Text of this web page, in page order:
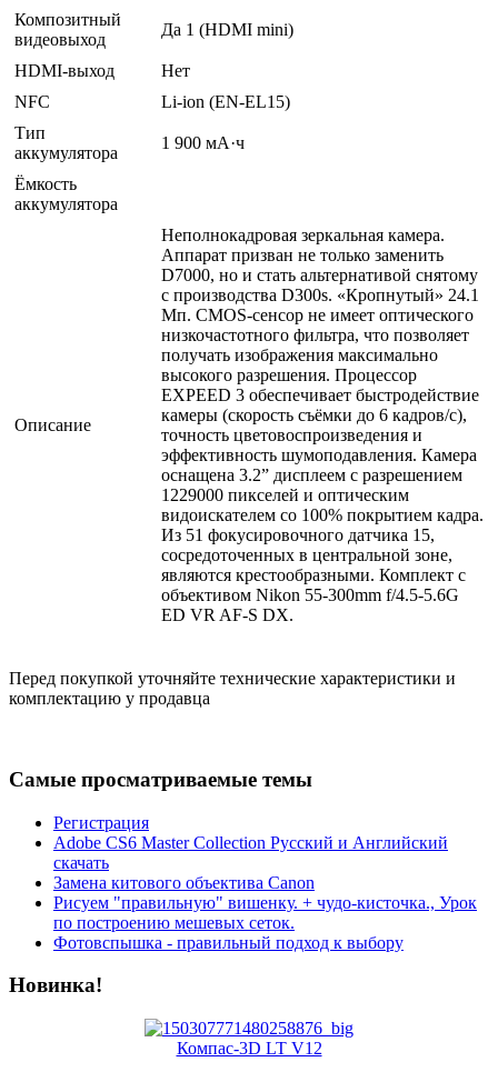
Композитный
видеовыход
Да 1 (HDMI mini)
HDMI-выход
Нет
NFC
Li-ion (EN-EL15)
Тип
аккумулятора
1 900 мА·ч
Ёмкость
аккумулятора
Описание
Неполнокадровая зеркальная камера.
Аппарат призван не только заменить
D7000, но и стать альтернативой снятому
с производства D300s. «Кропнутый» 24.1
Мп. CMOS-сенсор не имеет оптического
низкочастотного фильтра, что позволяет
получать изображения максимально
высокого разрешения. Процессор
EXPEED 3 обеспечивает быстродействие
камеры (скорость съёмки до 6 кадров/с),
точность цветовоспроизведения и
эффективность шумоподавления. Камера
оснащена 3.2” дисплеем с разрешением
1229000 пикселей и оптическим
видоискателем со 100% покрытием кадра.
Из 51 фокусировочного датчика 15,
сосредоточенных в центральной зоне,
являются крестообразными. Комплект с
объективом Nikon 55-300mm f/4.5-5.6G
ED VR AF-S DX.
Перед покупкой уточняйте технические характеристики и
комплектацию у продавца
Самые просматриваемые темы
Регистрация
Adobe CS6 Master Collection Русский и Английский
скачать
Замена китового объектива Canon
Рисуем "правильную" вишенку. + чудо-кисточка., Урок
по построению мешевых сеток.
Фотовспышка - правильный подход к выбору
Новинка!
Компас-3D LT V12